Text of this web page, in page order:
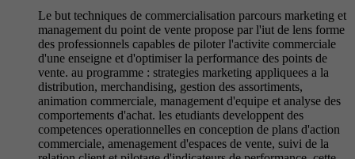
Le but techniques de commercialisation parcours marketing et
management du point de vente propose par l'iut de lens forme
des professionnels capables de piloter l'activite commerciale
d'une enseigne et d'optimiser la performance des points de
vente. au programme : strategies marketing appliquees a la
distribution, merchandising, gestion des assortiments,
animation commerciale, management d'equipe et analyse des
comportements d'achat. les etudiants developpent des
competences operationnelles en conception de plans d'action
commerciale, amenagement d'espaces de vente, suivi de la